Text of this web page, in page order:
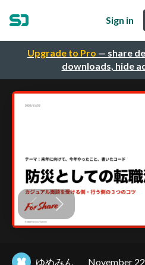
Upgrade to Pro — share
downloads, hide
Sign in
ゆめみん November